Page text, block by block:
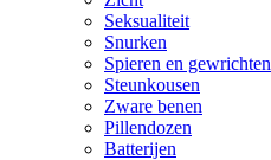
Seksualiteit
Snurken
Spieren en gewrichten
Steunkousen
Zware benen
Pillendozen
Batterijen